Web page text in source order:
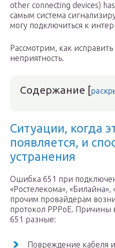
other connecting devices)
самым система
могу подключиться к
Рассмотрим, как
неприятность.
Содержание [
Ситуации, когда
появляется, и
устранения
Ошибка 651 при
«Ростелекома»,
прочим провайдерам
протокол PPPoE.
651 разные:
Повреждение кабеля